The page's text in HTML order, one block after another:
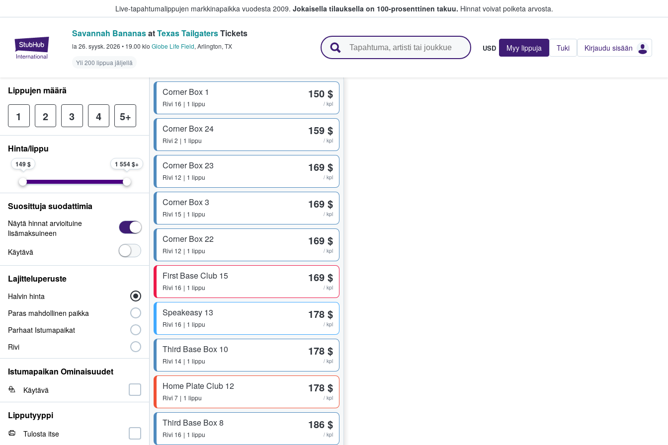
Live-tapahtumalippujen markkinapaikka vuodesta 2009. Jokaisella tilauksella on 100-prosenttinen takuu. Hinnat voivat poiketa arvosta.
StubHub - missä fanit ostavat ja myyvät lippuja
Savannah BananasatTexas TailgatersTickets
la 26. syysk. 2026 • 19.00 klo Globe Life Field, Arlington, TX
Yli 200 lippua jäljellä
USD Myy lippuja Tuki Kirjaudu sisään
Corner Box 1
Rivi 16 1 lippu
150 $
/ kpl
Corner Box 24
Rivi 2 1 lippu
159 $
/ kpl
Corner Box 23
Rivi 12 1 lippu
169 $
/ kpl
Corner Box 3
Rivi 15 1 lippu
169 $
/ kpl
Corner Box 22
Rivi 12 1 lippu
169 $
/ kpl
First Base Club 15
Rivi 16 1 lippu
169 $
/ kpl
Speakeasy 13
Rivi 16 1 lippu
178 $
/ kpl
Third Base Box 10
Rivi 14 1 lippu
178 $
/ kpl
Home Plate Club 12
Rivi 7 1 lippu
178 $
/ kpl
Third Base Box 8
Rivi 16 1 lippu
186 $
/ kpl
Lippujen määrä
1 2 3 4 5+
Hinta/lippu
149 $ 1 554 $
Suosittuja suodattimia
Näytä hinnat arvioituine
lisämaksuineen
Käytävä
Lajitteluperuste
Halvin hinta
Paras mahdollinen paikka
Parhaat Istumapaikat
Rivi
Istumapaikan Ominaisuudet
Käytävä
Lipputyyppi
Tulosta itse